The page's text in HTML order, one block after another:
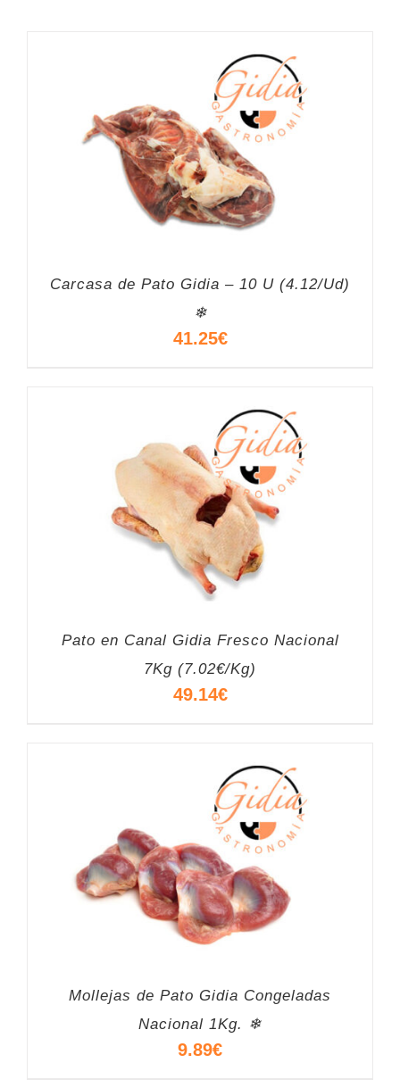
Carcasa de Pato Gidia – 10 U (4.12/Ud)
❄
41.25€
Pato en Canal Gidia Fresco Nacional
7Kg (7.02€/Kg)
49.14€
Mollejas de Pato Gidia Congeladas
Nacional 1Kg. ❄
9.89€